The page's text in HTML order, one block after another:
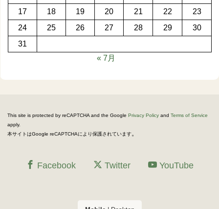
17
18 19 20 21 22
23
24
25 26 27 28 29
30
31
« 7月
This site is protected by reCAPTCHA and the Google Privacy Policy and Terms of Service
apply.
本サイトはGoogle reCAPTCHAにより保護されています。
Facebook Twitter YouTube